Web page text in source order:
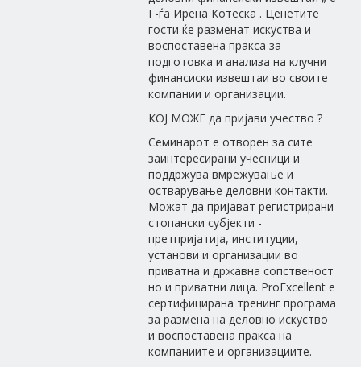
Г-ѓа Ирена Котеска . Ценетите
гости ќе разменат искуства и
воспоставена пракса за
подготовка и анализа на клучни
финансиски извештаи во своите
компании и организации.
КОЈ МОЖЕ да пријави учество ?
Семинарот е отворен за сите
заинтересирани учесници и
поддржува вмрежување и
остварување деловни контакти.
Можат да пријават регистрирани
стопански субјекти -
претпријатија, институции,
установи и организации во
приватна и државна сопственост
но и приватни лица. ProExcellent е
сертифицирана тренинг програма
за размена на деловно искуство
и воспоставена пракса на
компаниите и организациите.